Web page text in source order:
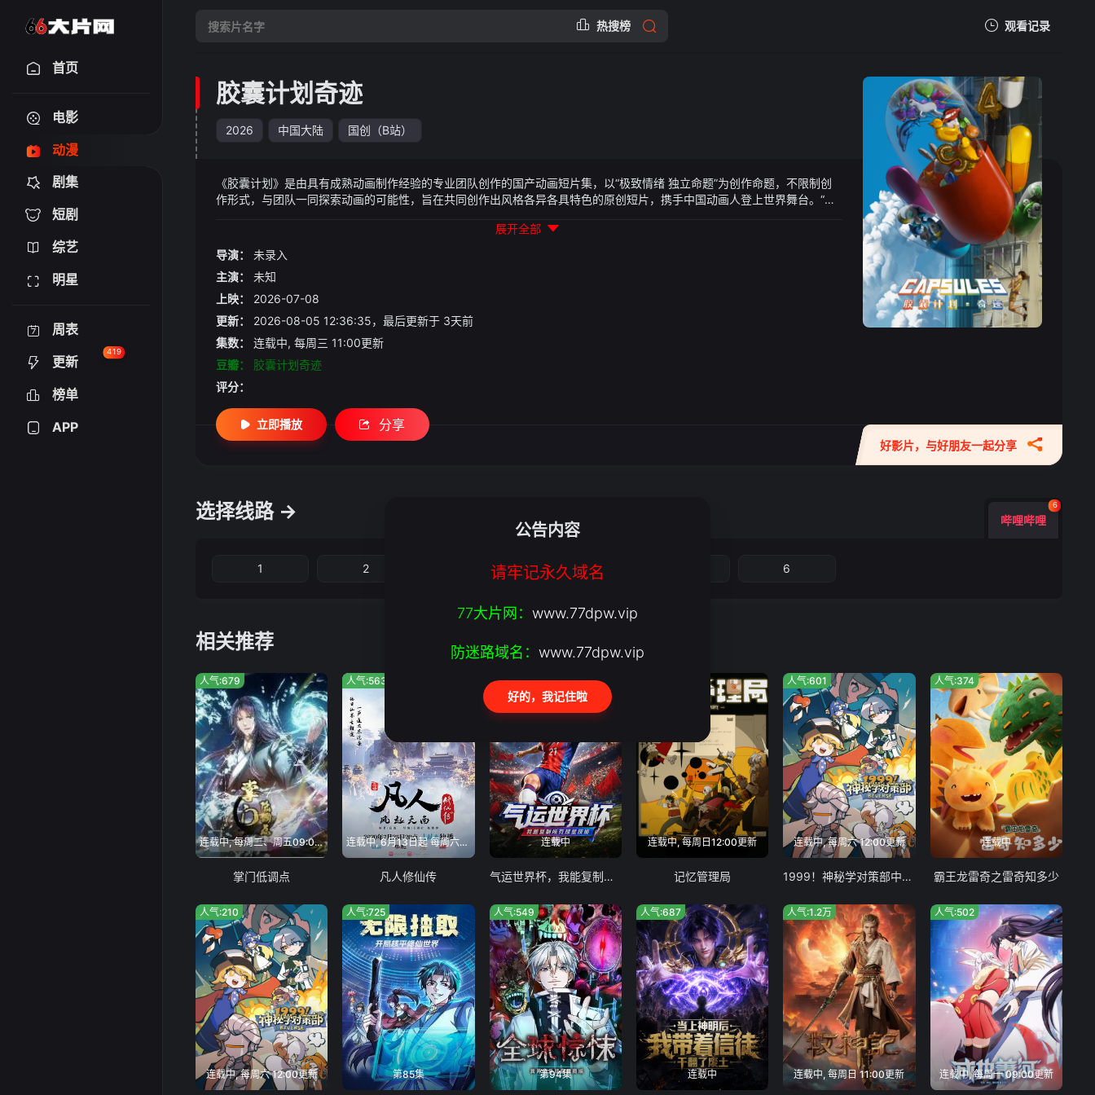
热搜榜 观看记录
暂无观看影片的记录
首页
电影
动漫
剧集
短剧
综艺
明星
周表
更新
419
榜单
APP
胶囊计划奇迹
2026 中国大陆 国创（B站）
《胶囊计划》是由具有成熟动画制作经验的专业团队创作的国产动画短片集，以“极致情绪 独立命题”为创作命题，不限制创
作形式，与团队一同探索动画的可能性，旨在共同创作出风格各异各具特色的原创短片，携手中国动画人登上世界舞台。“奇
展开全部
导演：
未录入
主演：
未知
上映：
2026-07-08
更新：
2026-08-05 12:36:35，最后更新于 3天前
集数：
连载中, 每周三 11:00更新
豆瓣：
胶囊计划奇迹
评分：
好影片，与好朋友一起分享
立即播放 分享
选择线路 → 哔哩哔哩
6
1 2 4 6
相关推荐
连载中, 每周二、周五09:00更新
人气:679
掌门低调点
连载中, 6月13日起 每周六11:00
人气:5636
凡人修仙传
连载中
人气:358
气运世界杯，我能复制所有球星技能
连载中, 每周日12:00更新
记忆管理局
连载中, 每周六 12:00更新
人气:601
1999！神秘学对策部中配版
连载中
人气:374
霸王龙雷奇之雷奇知多少
连载中, 每周六 12:00更新
人气:210
第85集
人气:725
第94集
人气:549
连载中
人气:687
连载中, 每周日 11:00更新
人气:1.2万
连载中, 每周一 09:00更新
人气:502
公告内容
请牢记永久域名
77大片网： www.77dpw.vip
防迷路域名： www.77dpw.vip
好的，我记住啦